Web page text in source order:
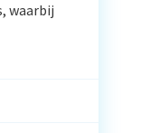
waarbij